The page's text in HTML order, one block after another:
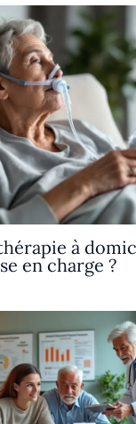
à
en charge ?